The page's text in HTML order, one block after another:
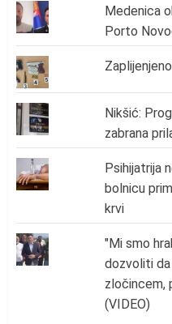
Medenica
Porto
Nikšić:
zabrana
Psihijatrija
bolnicu
krvi
"Mi smo
dozvoliti
zločincem,
(VIDEO)